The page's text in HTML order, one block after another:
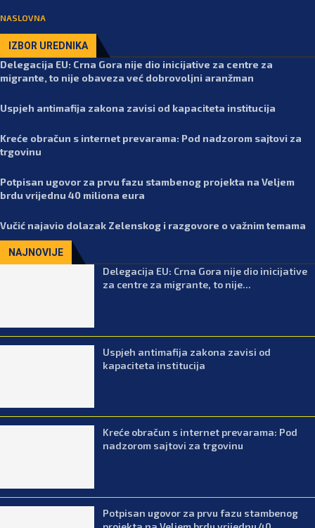
NASLOVNA
IZBOR UREDNIKA
Delegacija EU: Crna Gora nije dio inicijative za centre za
migrante, to nije obaveza već dobrovoljni aranžman
Uspjeh antimafija zakona zavisi od kapaciteta institucija
Kreće obračun s internet prevarama: Pod nadzorom sajtovi za
trgovinu
Potpisan ugovor za prvu fazu stambenog projekta na Veljem
brdu vrijednu 40 miliona eura
Vučić najavio dolazak Zelenskog i razgovore o važnim temama
NAJNOVIJE
Delegacija EU: Crna Gora nije dio inicijative
za centre za migrante, to nije...
Uspjeh antimafija zakona zavisi od
kapaciteta institucija
Kreće obračun s internet prevarama: Pod
nadzorom sajtovi za trgovinu
Potpisan ugovor za prvu fazu stambenog